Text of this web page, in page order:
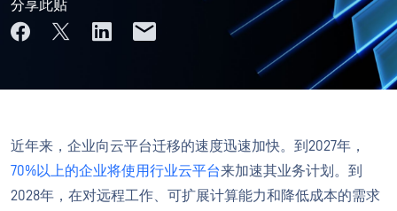
分享此贴
近年来，企业向云平台迁移的速度迅速加快。到2027年，
70%以上的企业将使用行业云平台来加速其业务计划。到
2028年，在对远程工作、可扩展计算能力和降低成本的需求